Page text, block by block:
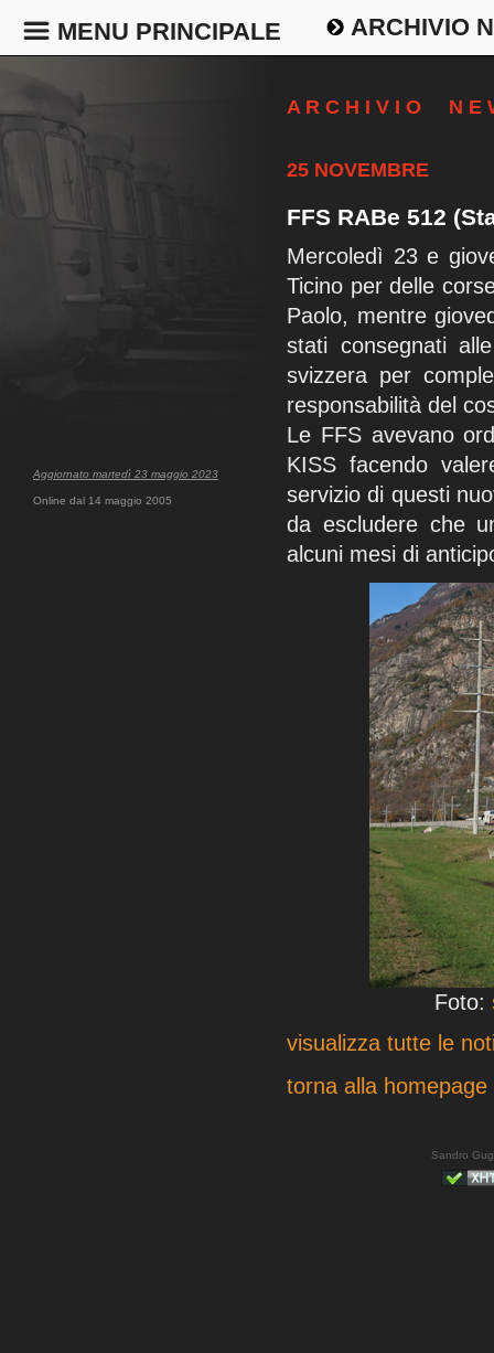
MENU PRINCIPALE ARCHIVIO
Aggiornato martedì 23 maggio 2023
Online dal 14 maggio 2005
A R C H I V I O N E
25 NOVEMBRE
FFS RABe 512
Mercoledì 23 e
Ticino per delle
Paolo, mentre
stati consegnati
svizzera per
responsabilità del
Le FFS avevano
KISS facendo
servizio di questi
da escludere che
alcuni mesi di
Foto:
visualizza tutte le
torna alla homepage
Sandro